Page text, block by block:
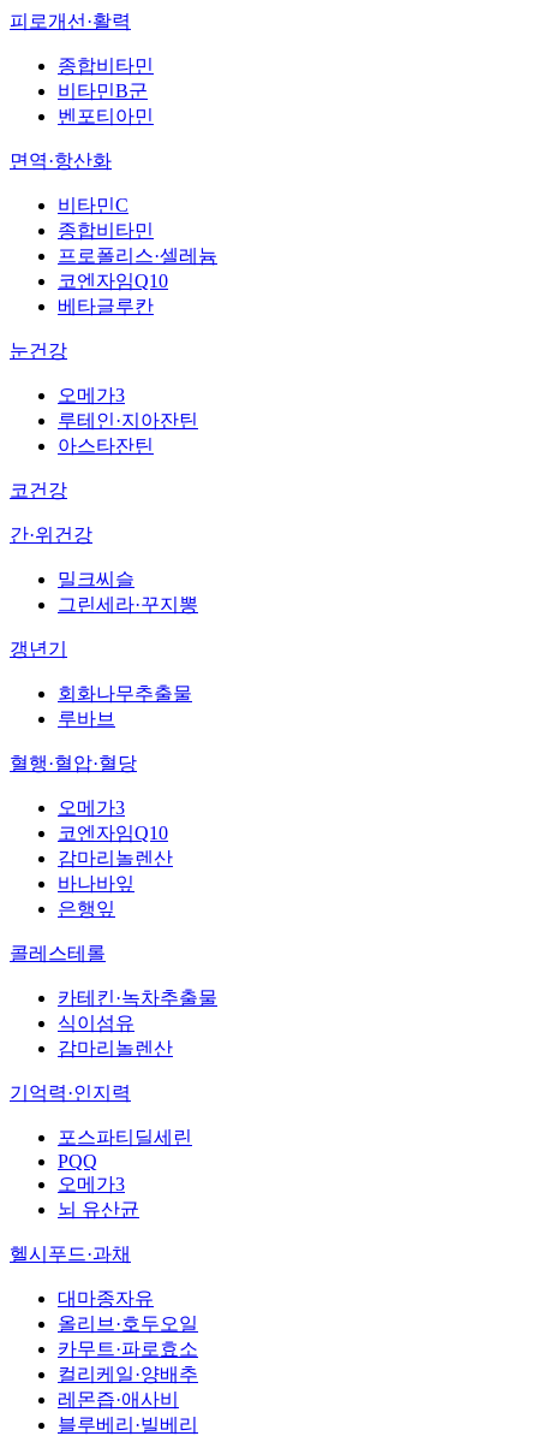
피로개선·활력
종합비타민
비타민B군
벤포티아민
면역·항산화
비타민C
종합비타민
프로폴리스·셀레늄
코엔자임Q10
베타글루칸
눈건강
오메가3
루테인·지아잔틴
아스타잔틴
코건강
간·위건강
밀크씨슬
그린세라·꾸지뽕
갱년기
회화나무추출물
루바브
혈행·혈압·혈당
오메가3
코엔자임Q10
감마리놀렌산
바나바잎
은행잎
콜레스테롤
카테킨·녹차추출물
식이섬유
감마리놀렌산
기억력·인지력
포스파티딜세린
PQQ
오메가3
뇌 유산균
헬시푸드·과채
대마종자유
올리브·호두오일
카무트·파로효소
컬리케일·양배추
레몬즙·애사비
블루베리·빌베리